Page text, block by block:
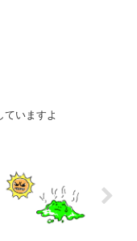
ていますよ